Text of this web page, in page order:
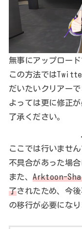
無事にアップロー
この方法では
だいたいクリアー
よっては更に修正
了承ください。
ここでは行いませ
不具合があった場
また、Arktoon-
了されたため、今
の移行が必要になり